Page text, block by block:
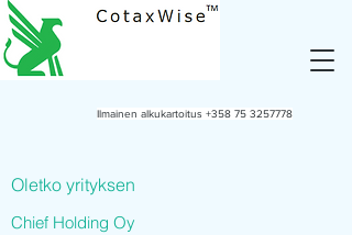
Ilmainen alkukartoitus +358 75 3257778
Oletko yrityksen
Chief Holding Oy